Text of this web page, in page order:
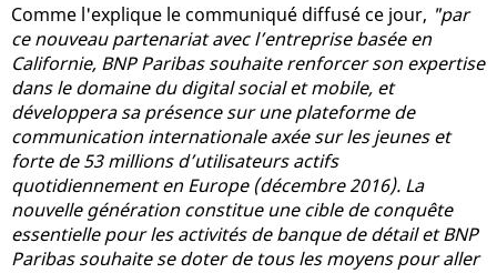
Comme l'explique le communiqué diffusé ce jour, "par
ce nouveau partenariat avec l’entreprise basée en
Californie, BNP Paribas souhaite renforcer son expertise
dans le domaine du digital social et mobile, et
développera sa présence sur une plateforme de
communication internationale axée sur les jeunes et
forte de 53 millions d’utilisateurs actifs
quotidiennement en Europe (décembre 2016). La
nouvelle génération constitue une cible de conquête
essentielle pour les activités de banque de détail et BNP
Paribas souhaite se doter de tous les moyens pour aller